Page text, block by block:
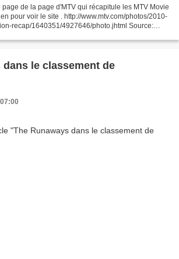
page de la page d'MTV qui récapitule les MTV Movie
pour voir le site . http://www.mtv.com/photos/2010-
recap/1640351/4927646/photo.jhtml Source:
dans le classement de